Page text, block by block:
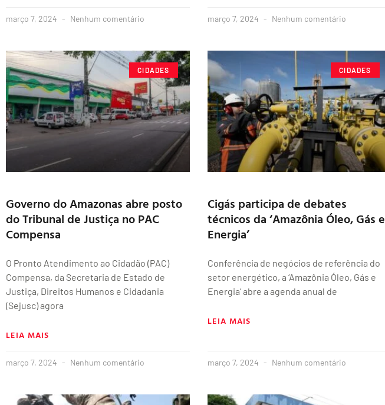
março 7, 2024 Nenhum comentário março 7, 2024 Nenhum comentário
CIDADES
Governo do Amazonas abre posto
do Tribunal de Justiça no PAC
Compensa
O Pronto Atendimento ao Cidadão (PAC)
Compensa, da Secretaria de Estado de
Justiça, Direitos Humanos e Cidadania
(Sejusc) agora
LEIA MAIS
março 7, 2024 Nenhum comentário
CIDADES
Cigás participa de debates
técnicos da ‘Amazônia Óleo, Gás e
Energia’
Conferência de negócios de referência do
setor energético, a ‘Amazônia Óleo, Gás e
Energia’ abre a agenda anual de
LEIA MAIS
março 7, 2024 Nenhum comentário